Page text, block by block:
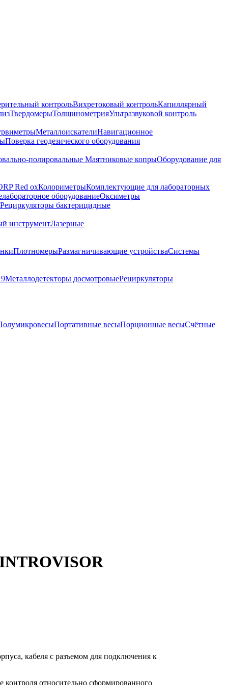
контрольВихретоковый контрольКапиллярный
ТвердомерыТолщинометрияУльтразвуковой контроль
МеталлоискателиНавигационное
Поверка геодезического оборудования
полировальные Маятниковые копрыОборудование для
Red oxКолориметрыКомплектующие для лабораторных
оборудованиеОксиметры
Рециркуляторы бактерицидные
инструментЛазерные
ПлотномерыРазмагничивающие устройстваСистемы
Металлодетекторы досмотровыеРециркуляторы
Портативные весыПорционные весыСчётные
кабеля с разъемом для подключения к
относительно сформированного